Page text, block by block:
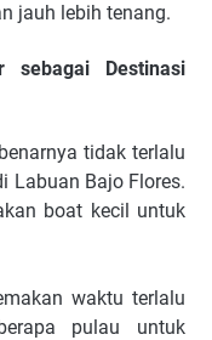
jauh lebih tenang.
sebagai Destinasi
tidak terlalu
Labuan Bajo Flores.
boat kecil untuk
waktu terlalu
pulau untuk